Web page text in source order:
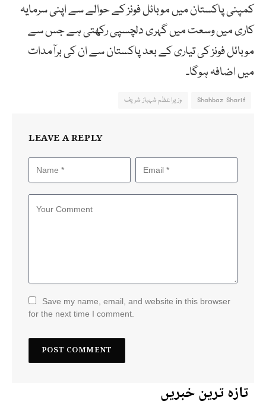
کمپنی پاکستان میں موبائل فونز کے حوالے سے اپنی سرمایہ
کاری میں وسعت میں گہری دلچسپی رکھتی ہے جس سے
موبائل فونز کی تیاری کے بعد پاکستان سے ان کی برآمدات
میں اضافہ ہوگا۔
Shahbaz Sharif وزیراعظم شہباز شریف
LEAVE A REPLY
Save my name, email, and website in this browser
for the next time I comment.
تازہ ترین خبریں